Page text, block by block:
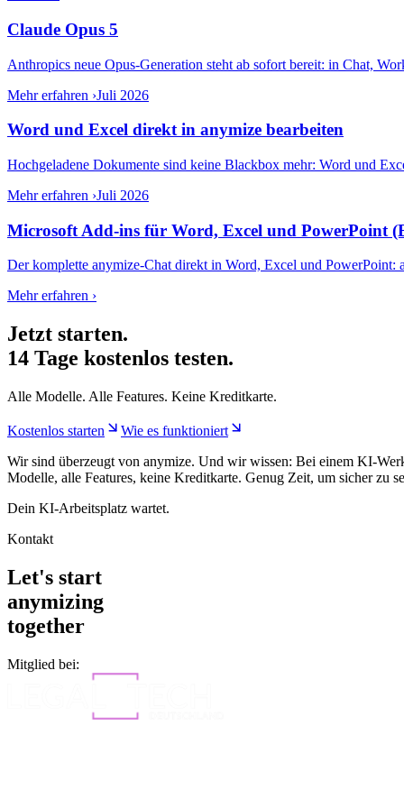
Claude Opus 5
Anthropics neue Opus-Generation steht ab sofort bereit: in Chat,
Mehr erfahren ›Juli 2026
Word und Excel direkt in anymize bearbeiten
Hochgeladene Dokumente sind keine Blackbox mehr: Word und
Mehr erfahren ›Juli 2026
Microsoft Add-ins für Word, Excel und PowerPoint
Der komplette anymize-Chat direkt in Word, Excel und PowerPoint:
Mehr erfahren ›
Jetzt starten.
14 Tage kostenlos testen.
Alle Modelle. Alle Features. Keine Kreditkarte.
Kostenlos starten
Wie es funktioniert
Wir sind überzeugt von anymize. Und wir wissen: Bei einem KI-
Modelle, alle Features, keine Kreditkarte. Genug Zeit, um sicher zu
Dein KI-Arbeitsplatz wartet.
Kontakt
Let's start
anymizing
together
Mitglied bei: